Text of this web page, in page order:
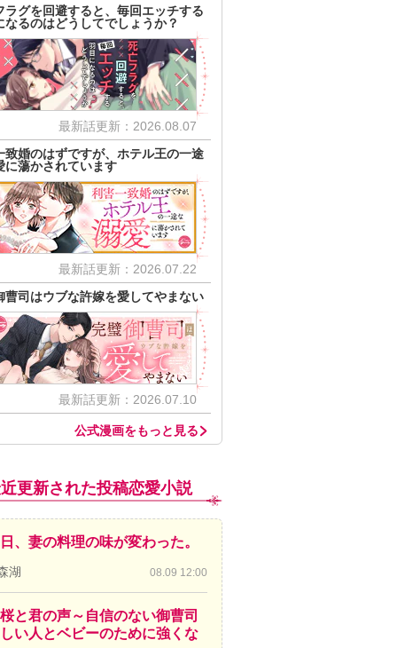
ラグを回避すると、毎回エッチする
なるのはどうしてでしょうか？
最新話更新：2026.08.07
致婚のはずですが、ホテル王の一途
に蕩かされています
最新話更新：2026.07.22
曹司はウブな許嫁を愛してやまない
最新話更新：2026.07.10
公式漫画をもっと見る
更新された投稿恋愛小説
、妻の料理の味が変わった。
湖 08.09 12:00
と君の声～自信のない御曹司
い人とベビーのために強くな